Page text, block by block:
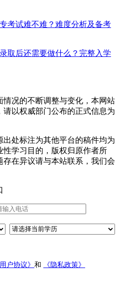
考试难不难？难度分析及备考
取后还需要做什么？完整入学
情况的不断调整与变化，本网站
以权威部门公布的正式信息为
出处标注为其他平台的稿件均为
学习目的，版权归原作者所
在异议请与本站联系，我们会
用户协议》 和 《隐私政策》